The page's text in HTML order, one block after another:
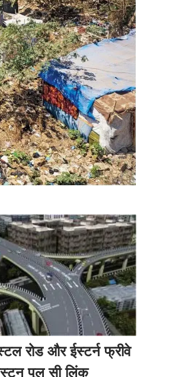
रोड और ईस्टर्न फ्रीवे
पुल सी लिंक